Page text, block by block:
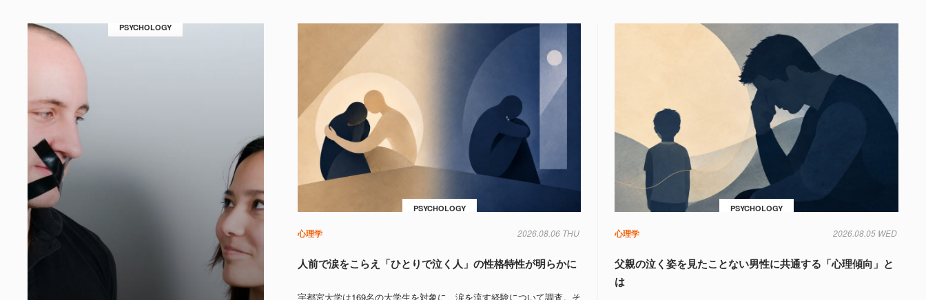
PSYCHOLOGY
PSYCHOLOGY
心理学 2026.08.06 THU
人前で涙をこらえ「ひとりで泣く人」の性格特性が明らかに
宇都宮大学は169名の大学生を対象に、涙を流す経験について調査。そ
PSYCHOLOGY
心理学 2026.08.05 WED
父親の泣く姿を見たことない男性に共通する「心理傾向」と
は